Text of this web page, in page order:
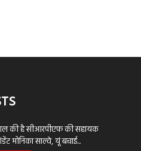
की है सीआरपीएफ की सहायक
मोनिका साल्वे, यूं बचाई...